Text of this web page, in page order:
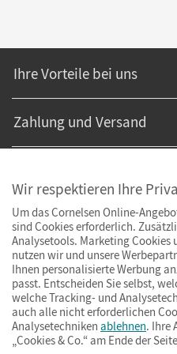
Ihre Vorteile bei uns
Zahlung und Versand
ImpressumAGBDatenschutz
Wir respektieren Ihre
Um das Cornelsen Online-
sind Cookies erforderlich.
Analysetools. Marketing Cookies
nutzen wir und unsere
Ihnen personalisierte Werbung
passt. Entscheiden Sie selbst,
welche Tracking- und
auch alle nicht erforderlichen
Analysetechniken ablehnen. Ihre
„Cookies & Co.“ am Ende der